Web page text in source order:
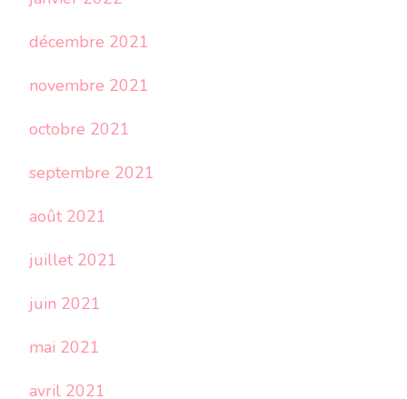
décembre 2021
novembre 2021
octobre 2021
septembre 2021
août 2021
juillet 2021
juin 2021
mai 2021
avril 2021